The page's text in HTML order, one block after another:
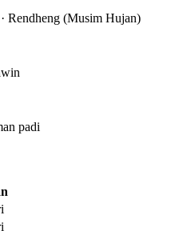
· Rendheng (Musim Hujan)
padi